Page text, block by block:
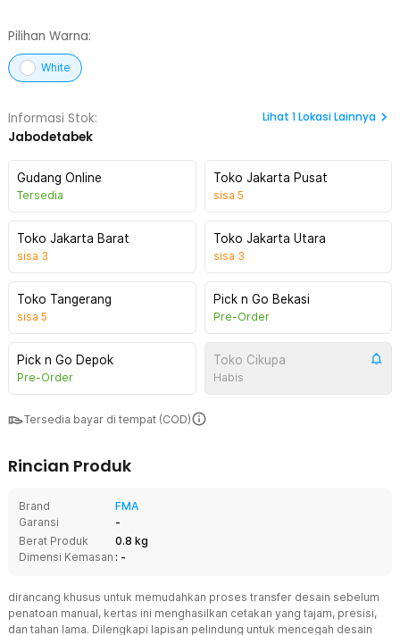
Pilihan Warna:
White
Informasi Stok:
Jabodetabek
Lihat 1Lokasi Lainnya
Gudang Online
Tersedia
Toko Jakarta Pusat
sisa 5
Toko Jakarta Barat
sisa 3
Toko Jakarta Utara
sisa 3
Toko Tangerang
sisa 5
Pick n Go Bekasi
Pre-Order
Pick n Go Depok
Pre-Order
Toko Cikupa
Habis
Tersedia bayar di tempat (COD)
Rincian Produk
Brand
FMA
Garansi
-
Berat Produk
0.8 kg
Dimensi Kemasan : -
dirancang khusus untuk memudahkan proses transfer desain sebelum
penatoan manual, kertas ini menghasilkan cetakan yang tajam, presisi,
dan tahan lama. Dilengkapi lapisan pelindung untuk mencegah desain